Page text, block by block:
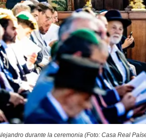
durante la ceremonia (Foto: Casa Real